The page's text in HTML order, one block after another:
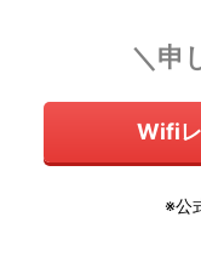
＼申
Wifi
※公